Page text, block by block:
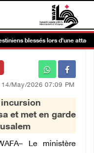
blessés lors d'une
14/May/2026 07:09 PM
et met en garde
Le ministère